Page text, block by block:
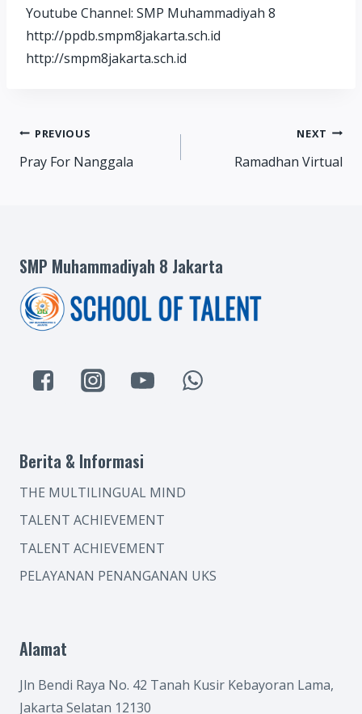
Youtube Channel: SMP Muhammadiyah 8
http://ppdb.smpm8jakarta.sch.id
http://smpm8jakarta.sch.id
Post
PREVIOUS
Pray For Nanggala
NEXT
Ramadhan Virtual
SMP Muhammadiyah 8 Jakarta
Berita & Informasi
THE MULTILINGUAL MIND
TALENT ACHIEVEMENT
TALENT ACHIEVEMENT
PELAYANAN PENANGANAN UKS
Alamat
Jln Bendi Raya No. 42 Tanah Kusir Kebayoran Lama,
Jakarta Selatan 12130